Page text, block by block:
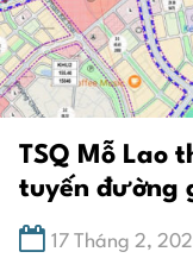
TSQ Mỗ Lao
tuyến đường
17 Tháng 2,